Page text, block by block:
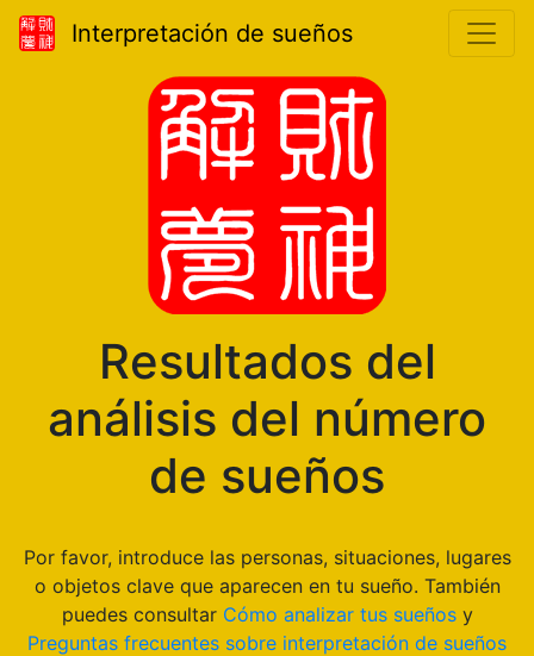
Interpretación de sueños
Resultados del
análisis del número
de sueños
Por favor, introduce las personas, situaciones, lugares
o objetos clave que aparecen en tu sueño. También
puedes consultar Cómo analizar tus sueñosy
Preguntas frecuentes sobre interpretación de sueños